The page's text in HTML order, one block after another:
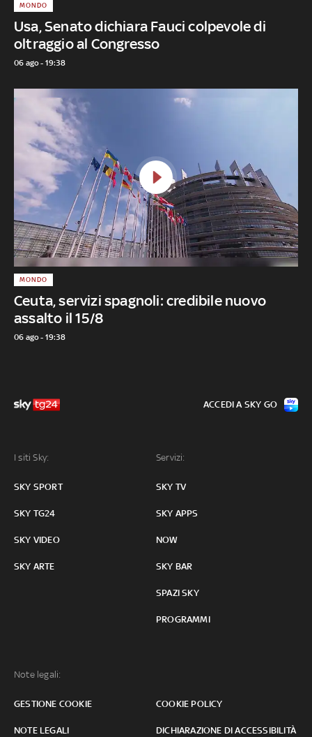
Usa, Senato dichiara Fauci colpevole di
oltraggio al Congresso
MONDO
06 ago - 19:38
Ceuta, servizi spagnoli: credibile nuovo
assalto il 15/8
MONDO
06 ago - 19:38
I siti Sky:
SKY SPORT
SKY TG24
SKY VIDEO
SKY ARTE
Servizi:
SKY TV
SKY APPS
NOW
SKY BAR
SPAZI SKY
PROGRAMMI
Note legali:
GESTIONE COOKIE COOKIE POLICY
NOTE LEGALI DICHIARAZIONE DI ACCESSIBILITÀ
ACCEDI A SKY GO